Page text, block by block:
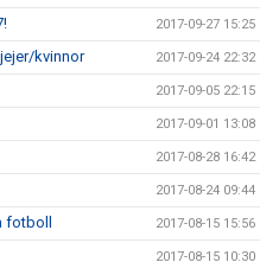
2017-09-27 15:25
kvinnor 2017-09-24 22:32
2017-09-05 22:15
2017-09-01 13:08
2017-08-28 16:42
2017-08-24 09:44
fotboll 2017-08-15 15:56
2017-08-15 10:30